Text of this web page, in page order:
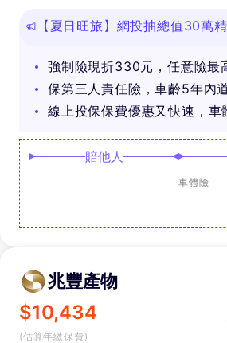
【夏日旺旅】網投抽總值30萬
強制險現折330元，任意險最
保第三人責任險，車齡5年內
線上投保保費優惠又快速，車
賠他人
車體險
兆豐產物
$10,434
(估算年繳保費)